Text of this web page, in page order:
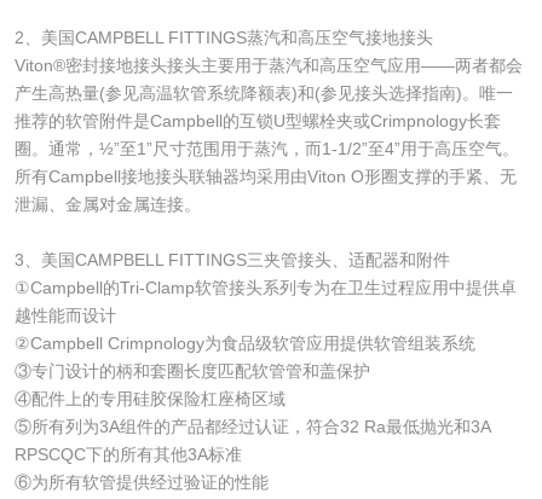
2、美国CAMPBELL FITTINGS蒸汽和高压空气接地接头
Viton®密封接地接头接头主要用于蒸汽和高压空气应用——两者都会
产生高热量(参见高温软管系统降额表)和(参见接头选择指南)。唯一
推荐的软管附件是Campbell的互锁U型螺栓夹或Crimpnology长套
圈。通常，½”至1”尺寸范围用于蒸汽，而1-1/2”至4”用于高压空气。
所有Campbell接地接头联轴器均采用由Viton O形圈支撑的手紧、无
泄漏、金属对金属连接。
3、美国CAMPBELL FITTINGS三夹管接头、适配器和附件
①Campbell的Tri-Clamp软管接头系列专为在卫生过程应用中提供卓
越性能而设计
②Campbell Crimpnology为食品级软管应用提供软管组装系统
③专门设计的柄和套圈长度匹配软管管和盖保护
④配件上的专用硅胶保险杠座椅区域
⑤所有列为3A组件的产品都经过认证，符合32 Ra最低抛光和3A
RPSCQC下的所有其他3A标准
⑥为所有软管提供经过验证的性能